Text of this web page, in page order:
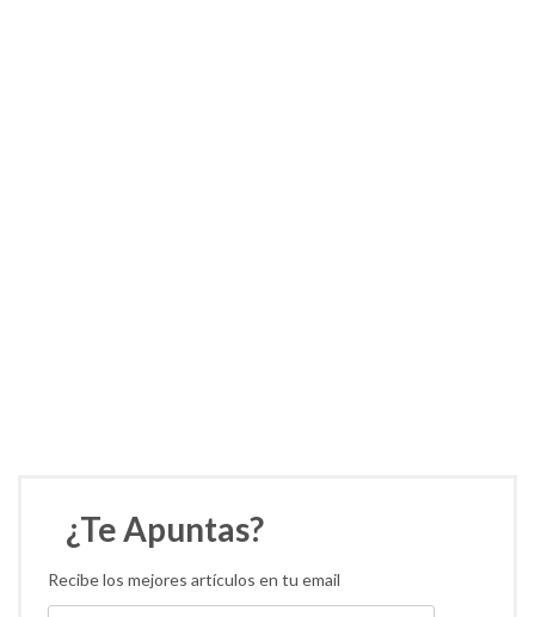
¿Te Apuntas?
Recibe los mejores artículos en tu email